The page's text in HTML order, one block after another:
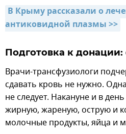
В Крыму рассказали о
антиковидной плазмы >>
Подготовка к донации:
Врачи-трансфузиологи
сдавать кровь не нужно.
не следует. Накануне и в
жирную, жареную, острую и
молочные продукты, яйца и